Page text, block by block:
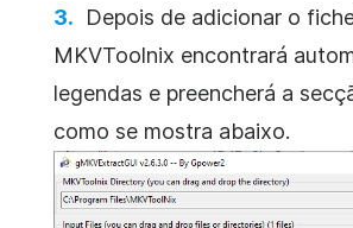
Depois de adicionar o
MKVToolnix encontrará
legendas e preencherá a
como se mostra abaixo.